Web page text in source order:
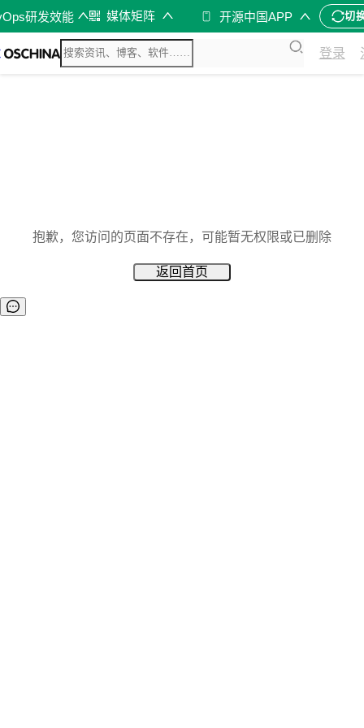
研发效能 媒体矩阵 开源中国APP 切
登录
抱歉，您访问的页面不存在，可能暂无权限或已删除
返回首页